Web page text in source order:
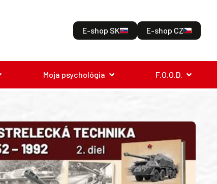
E-shop SK E-shop CZ
Moja psychológia F.O.O.D.